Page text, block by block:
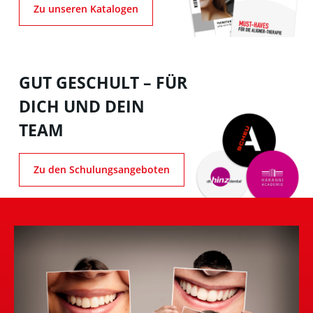
Zu unseren Katalogen
GUT GESCHULT – FÜR
DICH UND DEIN
TEAM
Zu den Schulungsangeboten